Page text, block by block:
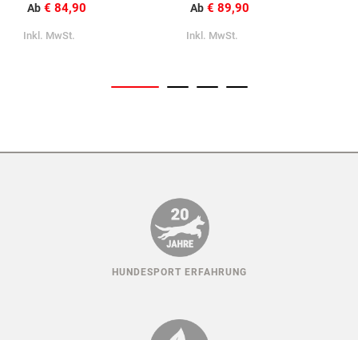
Ab € 84,90
Inkl. MwSt.
Ab € 89,90
Inkl. MwSt.
HUNDESPORT ERFAHRUNG